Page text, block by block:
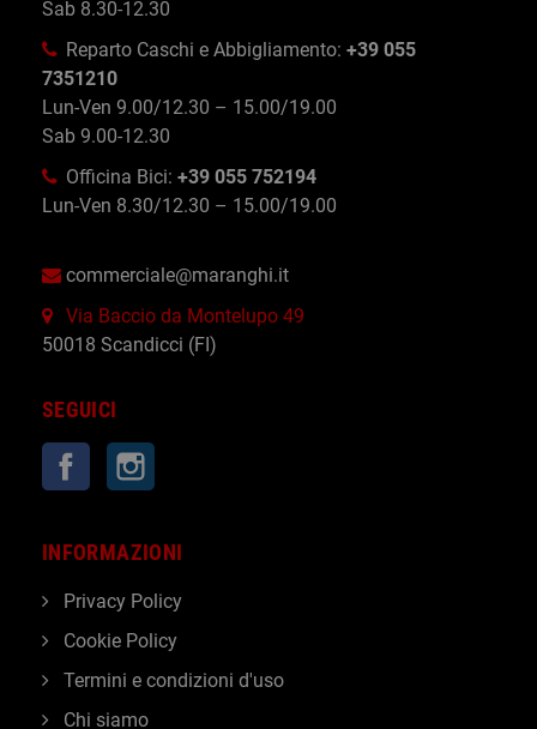
Sab 8.30-12.30
Reparto Caschi e Abbigliamento: +39 055
7351210
Lun-Ven 9.00/12.30 – 15.00/19.00
Sab 9.00-12.30
Officina Bici: +39 055 752194
Lun-Ven 8.30/12.30 – 15.00/19.00
commerciale@maranghi.it
Via Baccio da Montelupo 49
50018 Scandicci (FI)
SEGUICI
Facebook
INFORMAZIONI
Privacy Policy
Cookie Policy
Termini e condizioni d'uso
Chi siamo